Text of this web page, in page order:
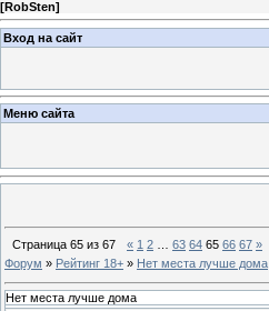
[RobSten]
Вход на сайт
Меню сайта
Страница 65 из 67 « 1 2 63 64 65 66 67 »
Форум » Рейтинг 18+ » Нет места лучше дома
Нет места лучше дома